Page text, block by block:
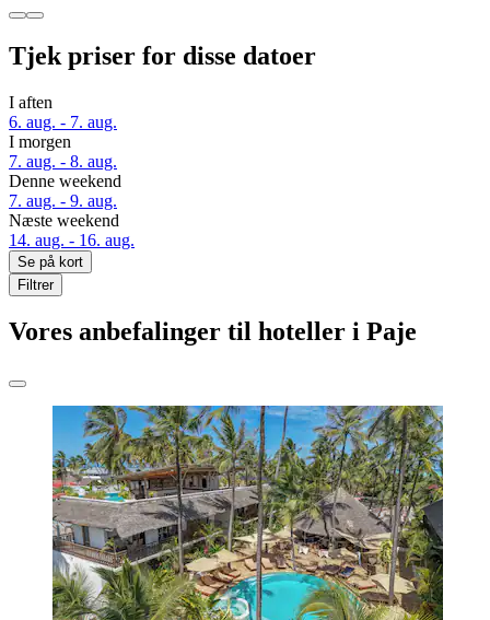
Tjek priser for disse datoer
I aften
6. aug. - 7. aug.
I morgen
7. aug. - 8. aug.
Denne weekend
7. aug. - 9. aug.
Næste weekend
14. aug. - 16. aug.
Se på kort
Filtrer
Vores anbefalinger til hoteller i Paje